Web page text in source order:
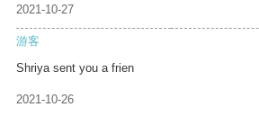
2021-10-27
游客
Shriya sent you a frien
2021-10-26